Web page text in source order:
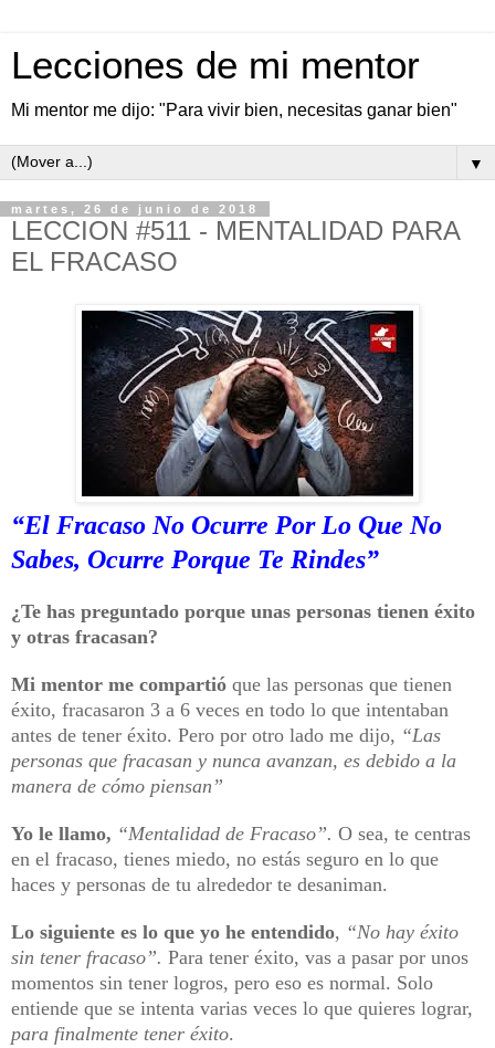
Lecciones de mi mentor
Mi mentor me dijo: "Para vivir bien, necesitas ganar bien"
▼
martes, 26 de junio de 2018
LECCION #511 - MENTALIDAD PARA
EL FRACASO
“El Fracaso No Ocurre Por Lo Que No
Sabes, Ocurre Porque Te Rindes”
¿Te has preguntado porque unas personas tienen éxito
y otras fracasan?
Mi mentor me compartió que las personas que tienen
éxito, fracasaron 3 a 6 veces en todo lo que intentaban
antes de tener éxito. Pero por otro lado me dijo, “Las
personas que fracasan y nunca avanzan, es debido a la
manera de cómo piensan”
Yo le llamo, “Mentalidad de Fracaso”. O sea, te centras
en el fracaso, tienes miedo, no estás seguro en lo que
haces y personas de tu alrededor te desaniman.
Lo siguiente es lo que yo he entendido, “No hay éxito
sin tener fracaso”. Para tener éxito, vas a pasar por unos
momentos sin tener logros, pero eso es normal. Solo
entiende que se intenta varias veces lo que quieres lograr,
para finalmente tener éxito.